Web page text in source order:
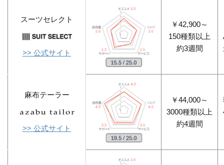
スーツセレクト
>> 公式サイト
￥42,900～
150種類以上
約3週間
麻布テーラー
>> 公式サイト
￥44,000～
3000種類以上
約4週間